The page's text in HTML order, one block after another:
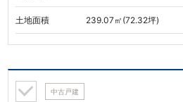
土地面積 239.07㎡(72.32坪)
中古戸建